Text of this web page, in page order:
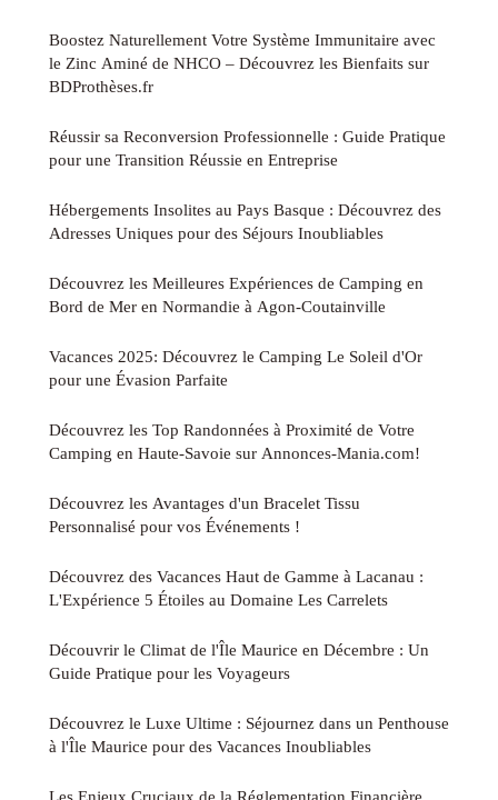
Boostez Naturellement Votre Système Immunitaire avec
le Zinc Aminé de NHCO – Découvrez les Bienfaits sur
BDProthèses.fr
Réussir sa Reconversion Professionnelle : Guide Pratique
pour une Transition Réussie en Entreprise
Hébergements Insolites au Pays Basque : Découvrez des
Adresses Uniques pour des Séjours Inoubliables
Découvrez les Meilleures Expériences de Camping en
Bord de Mer en Normandie à Agon-Coutainville
Vacances 2025: Découvrez le Camping Le Soleil d'Or
pour une Évasion Parfaite
Découvrez les Top Randonnées à Proximité de Votre
Camping en Haute-Savoie sur Annonces-Mania.com!
Découvrez les Avantages d'un Bracelet Tissu
Personnalisé pour vos Événements !
Découvrez des Vacances Haut de Gamme à Lacanau :
L'Expérience 5 Étoiles au Domaine Les Carrelets
Découvrir le Climat de l'Île Maurice en Décembre : Un
Guide Pratique pour les Voyageurs
Découvrez le Luxe Ultime : Séjournez dans un Penthouse
à l'Île Maurice pour des Vacances Inoubliables
Les Enjeux Cruciaux de la Réglementation Financière